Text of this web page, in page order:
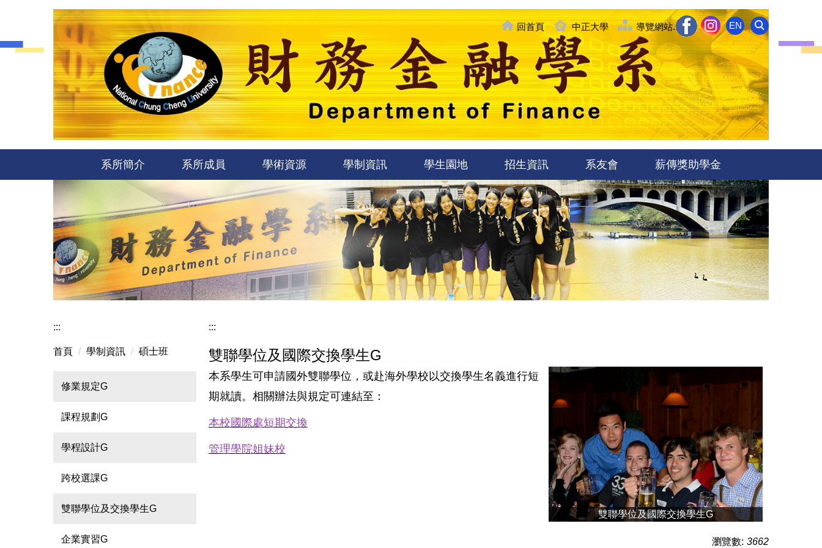
主
回首頁 中正大學 導覽網站........ EN
系所簡介 系所成員 學術資源 學制資訊 學生園地 招生資訊 系友會 薪傳獎助學金
:::
首頁 學制資訊 碩士班
修業規定G
課程規劃G
學程設計G
跨校選課G
雙聯學位及交換學生G
企業實習G
:::
雙聯學位及國際交換學生G
雙聯學位及國際交換學生G
本系學生可申請國外雙聯學位，或赴海外學校以交換學生名義進行短
期就讀。相關辦法與規定可連結至：
本校國際處短期交換
管理學院姐妹校
瀏覽數: 3662